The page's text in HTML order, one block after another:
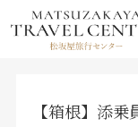
【箱根】添